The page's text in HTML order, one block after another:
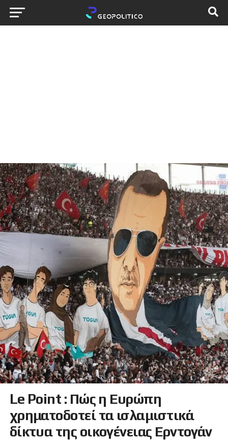
Le Point : Πώς η Ευρώπη
χρηματοδοτεί τα ισλαμιστικά
δίκτυα της οικογένειας Ερντογάν